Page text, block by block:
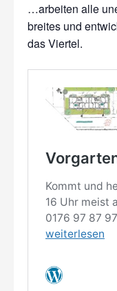
…arbeiten alle
breites und
das Viertel.